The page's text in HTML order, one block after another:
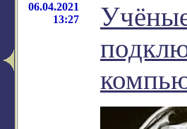
06.04.2021
13:27